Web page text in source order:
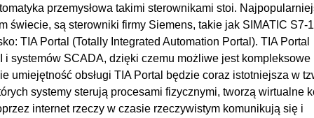
przemysłowa takimi sterownikami stoi.
świecie, są sterowniki firmy Siemens, takie jak SIMATIC S7-
TIA Portal (Totally Integrated Automation Portal). TIA Portal
systemów SCADA, dzięki czemu możliwe jest kompleksowe
umiejętność obsługi TIA Portal będzie coraz istotniejsza w
systemy sterują procesami fizycznymi, tworzą wirtualne
internet rzeczy w czasie rzeczywistym komunikują się i